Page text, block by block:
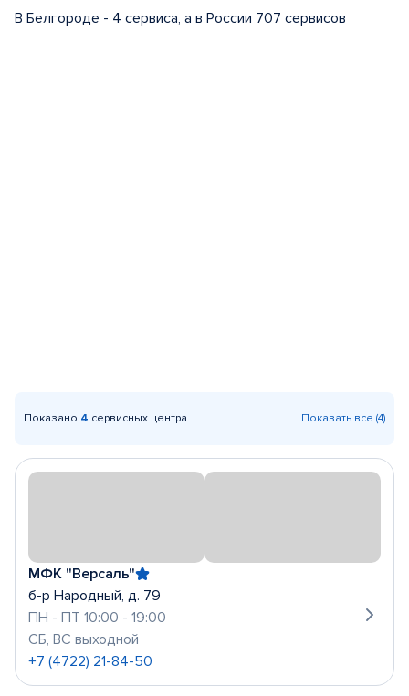
В Белгороде - 4 сервиса, а в России 707 сервисов
Показано 4 сервисных центра Показать все (4)
МФК "Версаль"
б-р Народный, д. 79
ПН - ПТ 10:00 - 19:00
СБ, ВС выходной
+7 (4722) 21-84-50